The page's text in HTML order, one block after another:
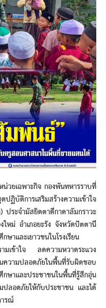
ฉพาะกิจ กองพันทหารราบที่
ติการเสริมสร้างความเข้าใจ
ประจำมัสยิดตาดีกาดาลัมกราวะ
ม่ อำเภอยะรัง จังหวัดปัตตานี
าและเยาวชนในโรงเรียน
ามเข้าใจ ลดความหวาดระแวง
วามปลอดภัยในพื้นที่รับผิดชอบ
ษาและประชาชนในพื้นที่รู้สึกอุ่น
ปลอดภัยให้กับประชาชน และได้
รณ์